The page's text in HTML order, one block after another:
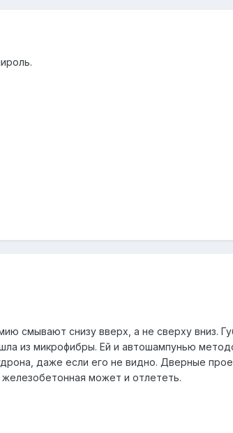
смывают снизу вверх, а не сверху вниз.
из микрофибры. Ей и автошампунью
даже если его не видно. Дверные
может и отлететь.